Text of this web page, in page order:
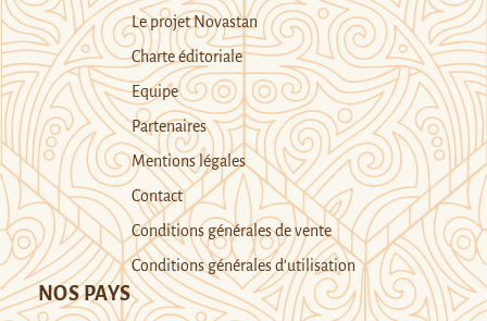
Le projet Novastan
Charte éditoriale
Equipe
Partenaires
Mentions légales
Contact
Conditions générales de vente
Conditions générales d’utilisation
NOS PAYS